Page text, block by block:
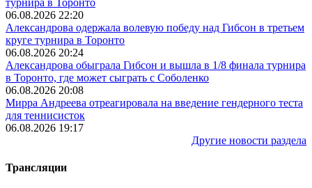
турнира в Торонто
06.08.2026 22:20
Александрова одержала волевую победу над Гибсон в третьем
круге турнира в Торонто
06.08.2026 20:24
Александрова обыграла Гибсон и вышла в 1/8 финала турнира
в Торонто, где может сыграть с Соболенко
06.08.2026 20:08
Мирра Андреева отреагировала на введение гендерного теста
для теннисисток
06.08.2026 19:17
Другие новости раздела
Трансляции